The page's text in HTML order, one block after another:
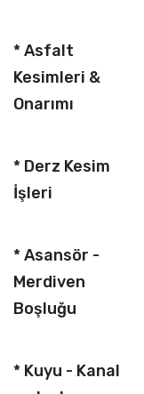
* Asfalt
Kesimleri &
Onarımı
* Derz Kesim
İşleri
* Asansör -
Merdiven
Boşluğu
* Kuyu - Kanal